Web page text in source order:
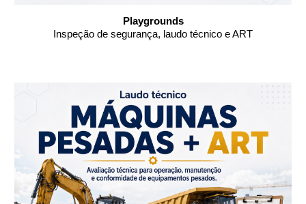
Playgrounds
Inspeção de segurança, laudo técnico e ART